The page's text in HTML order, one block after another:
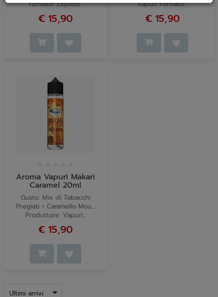
Formato: Liquido...
€ 15,90
Vapurì Formato:...
€ 15,90
Aroma Vapurì Makari
Caramel 20ml
Gusto: Mix di Tabacchi
Pregiati + Caramello Mou....
Produttore: Vapurì...
€ 15,90
Ultimi arrivi